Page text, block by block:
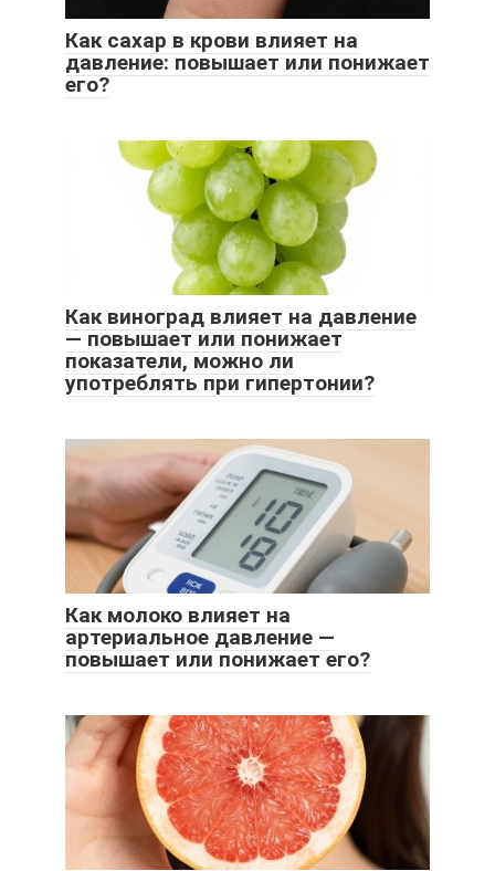
Как сахар в крови влияет на
давление: повышает или понижает
его?
Как виноград влияет на давление
— повышает или понижает
показатели, можно ли
употреблять при гипертонии?
Как молоко влияет на
артериальное давление —
повышает или понижает его?